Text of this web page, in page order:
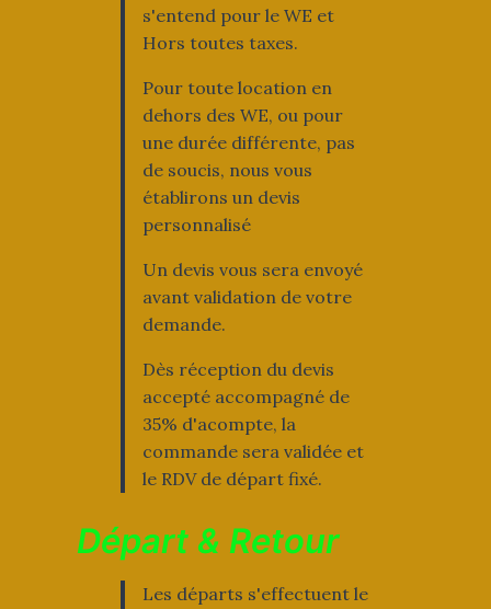
s'entend pour le WE et
Hors toutes taxes.
Pour toute location en
dehors des WE, ou pour
une durée différente, pas
de soucis, nous vous
établirons un devis
personnalisé
Un devis vous sera envoyé
avant validation de votre
demande.
Dès réception du devis
accepté accompagné de
35% d'acompte, la
commande sera validée et
le RDV de départ fixé.
Départ & Retour
Les départs s'effectuent le